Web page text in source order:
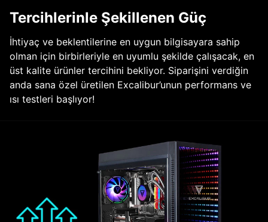
Tercihlerinle Şekillenen Güç
İhtiyaç ve beklentilerine en uygun bilgisayara sahip
olman için birbirleriyle en uyumlu şekilde çalışacak, en
üst kalite ürünler tercihini bekliyor. Siparişini verdiğin
anda sana özel üretilen Excalibur’unun performans ve
ısı testleri başlıyor!